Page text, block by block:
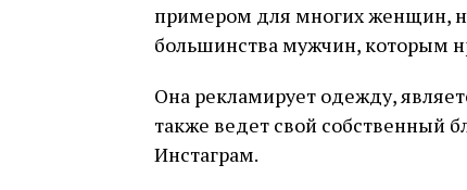
примером для многих женщин,
большинства мужчин, которым
Она рекламирует одежду,
также ведет свой собственный
Инстаграм.